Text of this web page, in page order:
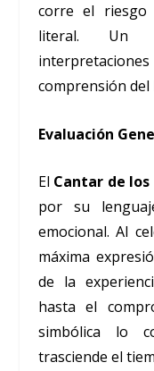
corre el riesgo
literal. Un
comprensión del
Evaluación
El Cantar de
por su
emocional. Al
máxima
de la
hasta el
simbólica lo
trasciende el